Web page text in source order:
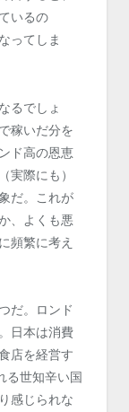
いるの
ってしま
るでしょ
稼いだ分を
ド高の恩恵
実際にも）
だ。これが
、よくも悪
頻繁に考え
だ。ロンド
日本は消費
店を経営す
る世知辛い国
感じられな